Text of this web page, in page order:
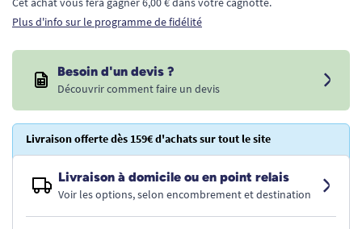
Plus d'info sur le programme de fidélité
Besoin d'un devis ?
Découvrir comment faire un devis
Livraison offerte dès 159€ d'achats sur tout le site
Livraison à domicile ou en point relais
Voir les options, selon encombrement et destination